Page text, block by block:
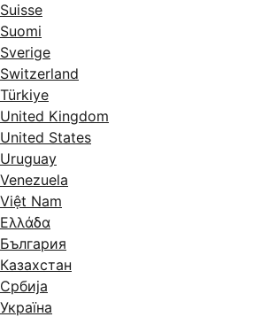
Suisse
Suomi
Sverige
Switzerland
Türkiye
United Kingdom
United States
Uruguay
Venezuela
Việt Nam
Ελλάδα
България
Казахстан
Србија
Україна